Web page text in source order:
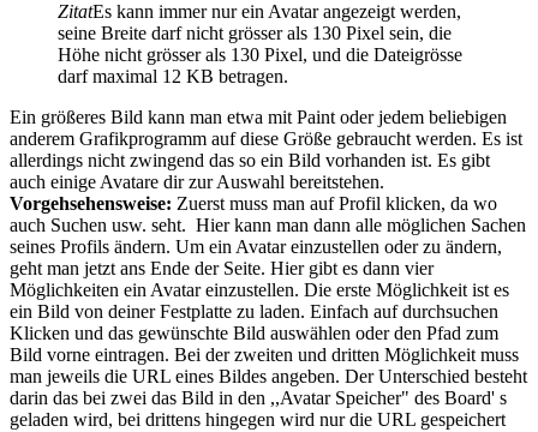
ZitatEs kann immer nur ein Avatar angezeigt werden,
seine Breite darf nicht grösser als 130 Pixel sein, die
Höhe nicht grösser als 130 Pixel, und die Dateigrösse
darf maximal 12 KB betragen.
Ein größeres Bild kann man etwa mit Paint oder jedem beliebigen
anderem Grafikprogramm auf diese Größe gebraucht werden. Es ist
allerdings nicht zwingend das so ein Bild vorhanden ist. Es gibt
auch einige Avatare dir zur Auswahl bereitstehen.
Vorgehsehensweise: Zuerst muss man auf Profil klicken, da wo
auch Suchen usw. seht. Hier kann man dann alle möglichen Sachen
seines Profils ändern. Um ein Avatar einzustellen oder zu ändern,
geht man jetzt ans Ende der Seite. Hier gibt es dann vier
Möglichkeiten ein Avatar einzustellen. Die erste Möglichkeit ist es
ein Bild von deiner Festplatte zu laden. Einfach auf durchsuchen
Klicken und das gewünschte Bild auswählen oder den Pfad zum
Bild vorne eintragen. Bei der zweiten und dritten Möglichkeit muss
man jeweils die URL eines Bildes angeben. Der Unterschied besteht
darin das bei zwei das Bild in den ,,Avatar Speicher" des Board' s
geladen wird, bei drittens hingegen wird nur die URL gespeichert